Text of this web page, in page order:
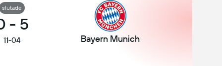
slutade
- 5
11-04 Bayern Munich